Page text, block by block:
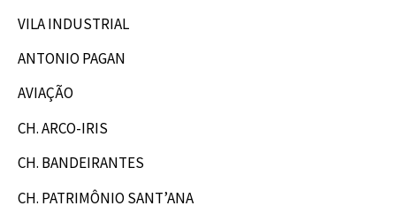
VILA INDUSTRIAL
ANTONIO PAGAN
AVIAÇÃO
CH. ARCO-IRIS
CH. BANDEIRANTES
CH. PATRIMÔNIO SANT’ANA